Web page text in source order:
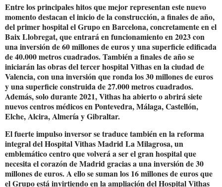
Entre los principales hitos que mejor representan este nuevo
momento destacan el inicio de la construcción, a finales de año,
del primer hospital el Grupo en Barcelona, concretamente en el
Baix Llobregat, que entrará en funcionamiento en 2023 con
una inversión de 60 millones de euros y una superficie edificada
de 40.000 metros cuadrados. También a finales de año se
iniciarán las obras del tercer hospital Vithas en la ciudad de
Valencia, con una inversión que ronda los 30 millones de euros
y una superficie construida de 27.000 metros cuadrados.
Además, solo durante 2021, Vithas ha abierto o abrirá siete
nuevos centros médicos en Pontevedra, Málaga, Castellón,
Elche, Alcira, Almería y Gibraltar.
El fuerte impulso inversor se traduce también en la reforma
integral del Hospital Vithas Madrid La Milagrosa, un
emblemático centro que volverá a ser el gran hospital que
necesita el corazón de Madrid gracias a una inversión de 30
millones de euros. A ello se suman los 16 millones de euros que
el Grupo está invirtiendo en la ampliación del Hospital Vithas